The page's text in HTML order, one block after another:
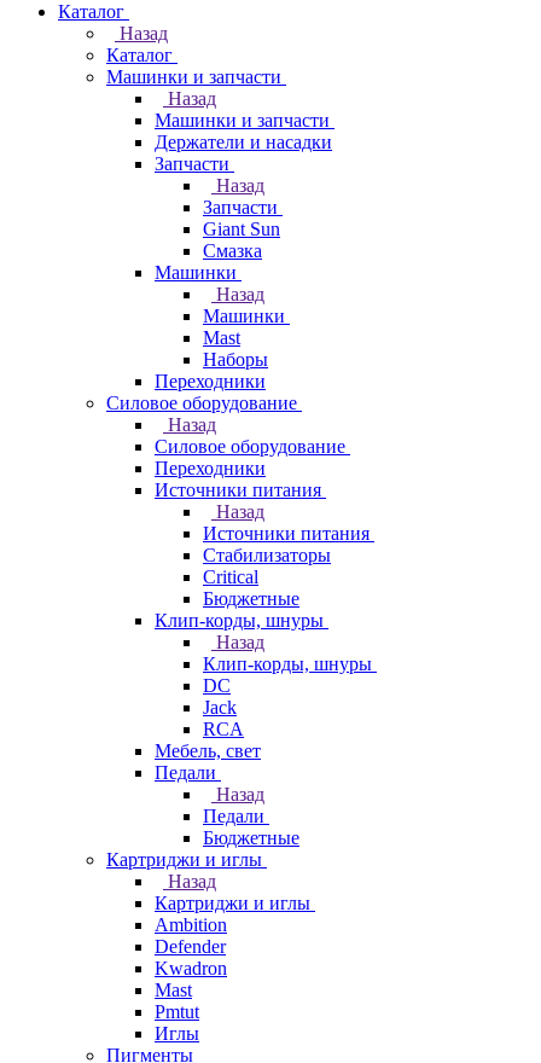
Каталог
Назад
Каталог
Машинки и запчасти
Назад
Машинки и запчасти
Держатели и насадки
Запчасти
Назад
Запчасти
Giant Sun
Смазка
Машинки
Назад
Машинки
Mast
Наборы
Переходники
Силовое оборудование
Назад
Силовое оборудование
Переходники
Источники питания
Назад
Источники питания
Стабилизаторы
Critical
Бюджетные
Клип-корды, шнуры
Назад
Клип-корды, шнуры
DC
Jack
RCA
Мебель, свет
Педали
Назад
Педали
Бюджетные
Картриджи и иглы
Назад
Картриджи и иглы
Ambition
Defender
Kwadron
Mast
Pmtut
Иглы
Пигменты